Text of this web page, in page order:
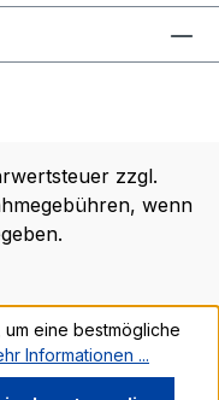
zzgl.
wenn
eine bestmögliche
Informationen ...